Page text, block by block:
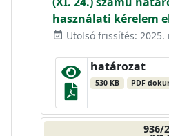
használati kérelem
event_available Utolsó frissítés: 2025.
határozat
530 KB PDF
936/